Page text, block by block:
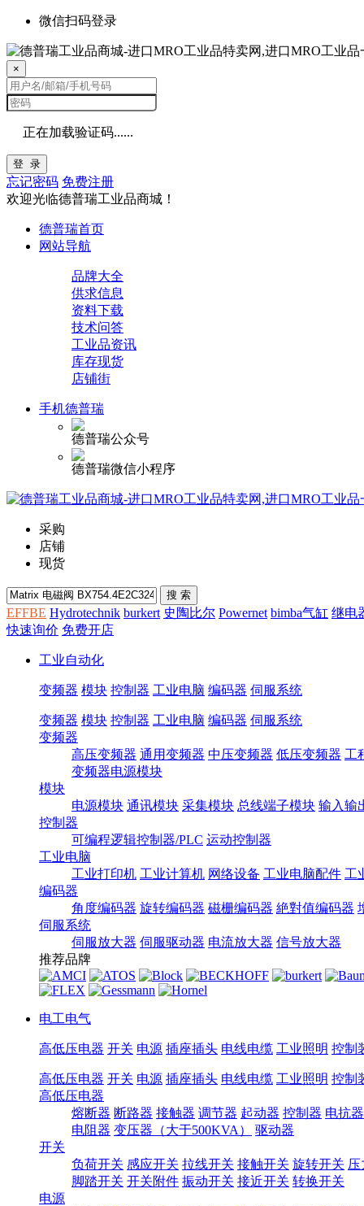
微信扫码登录
×
正在加载验证码......
登 录
忘记密码 免费注册
欢迎光临德普瑞工业品商城！
德普瑞首页
网站导航
品牌大全
供求信息
资料下载
技术问答
工业品资讯
库存现货
店铺街
手机德普瑞
德普瑞公众号
德普瑞微信小程序
采购
店铺
现货
EFFBE Hydrotechnik burkert 史陶比尔 Powernet bimba气缸 继电
快速询价 免费开店
工业自动化
变频器 模块 控制器 工业电脑 编码器 伺服系统
变频器 模块 控制器 工业电脑 编码器 伺服系统
变频器
高压变频器 通用变频器 中压变频器 低压变频器 工
变频器电源模块
模块
电源模块 通讯模块 采集模块 总线端子模块 输入输
控制器
可编程逻辑控制器/PLC 运动控制器
工业电脑
工业打印机 工业计算机 网络设备 工业电脑配件 工
编码器
角度编码器 旋转编码器 磁栅编码器 絶對值编码器
伺服系统
伺服放大器 伺服驱动器 电流放大器 信号放大器
推荐品牌
电工电气
高低压电器 开关 电源 插座插头 电线电缆 工业照明 控制
高低压电器 开关 电源 插座插头 电线电缆 工业照明 控制
高低压电器
熔断器 断路器 接触器 调节器 起动器 控制器 电抗器
电阻器 变压器（大于500KVA）
驱动器
开关
负荷开关 感应开关 拉线开关 接触开关 旋转开关 压
脚踏开关 开关附件 振动开关 接近开关 转换开关
电源